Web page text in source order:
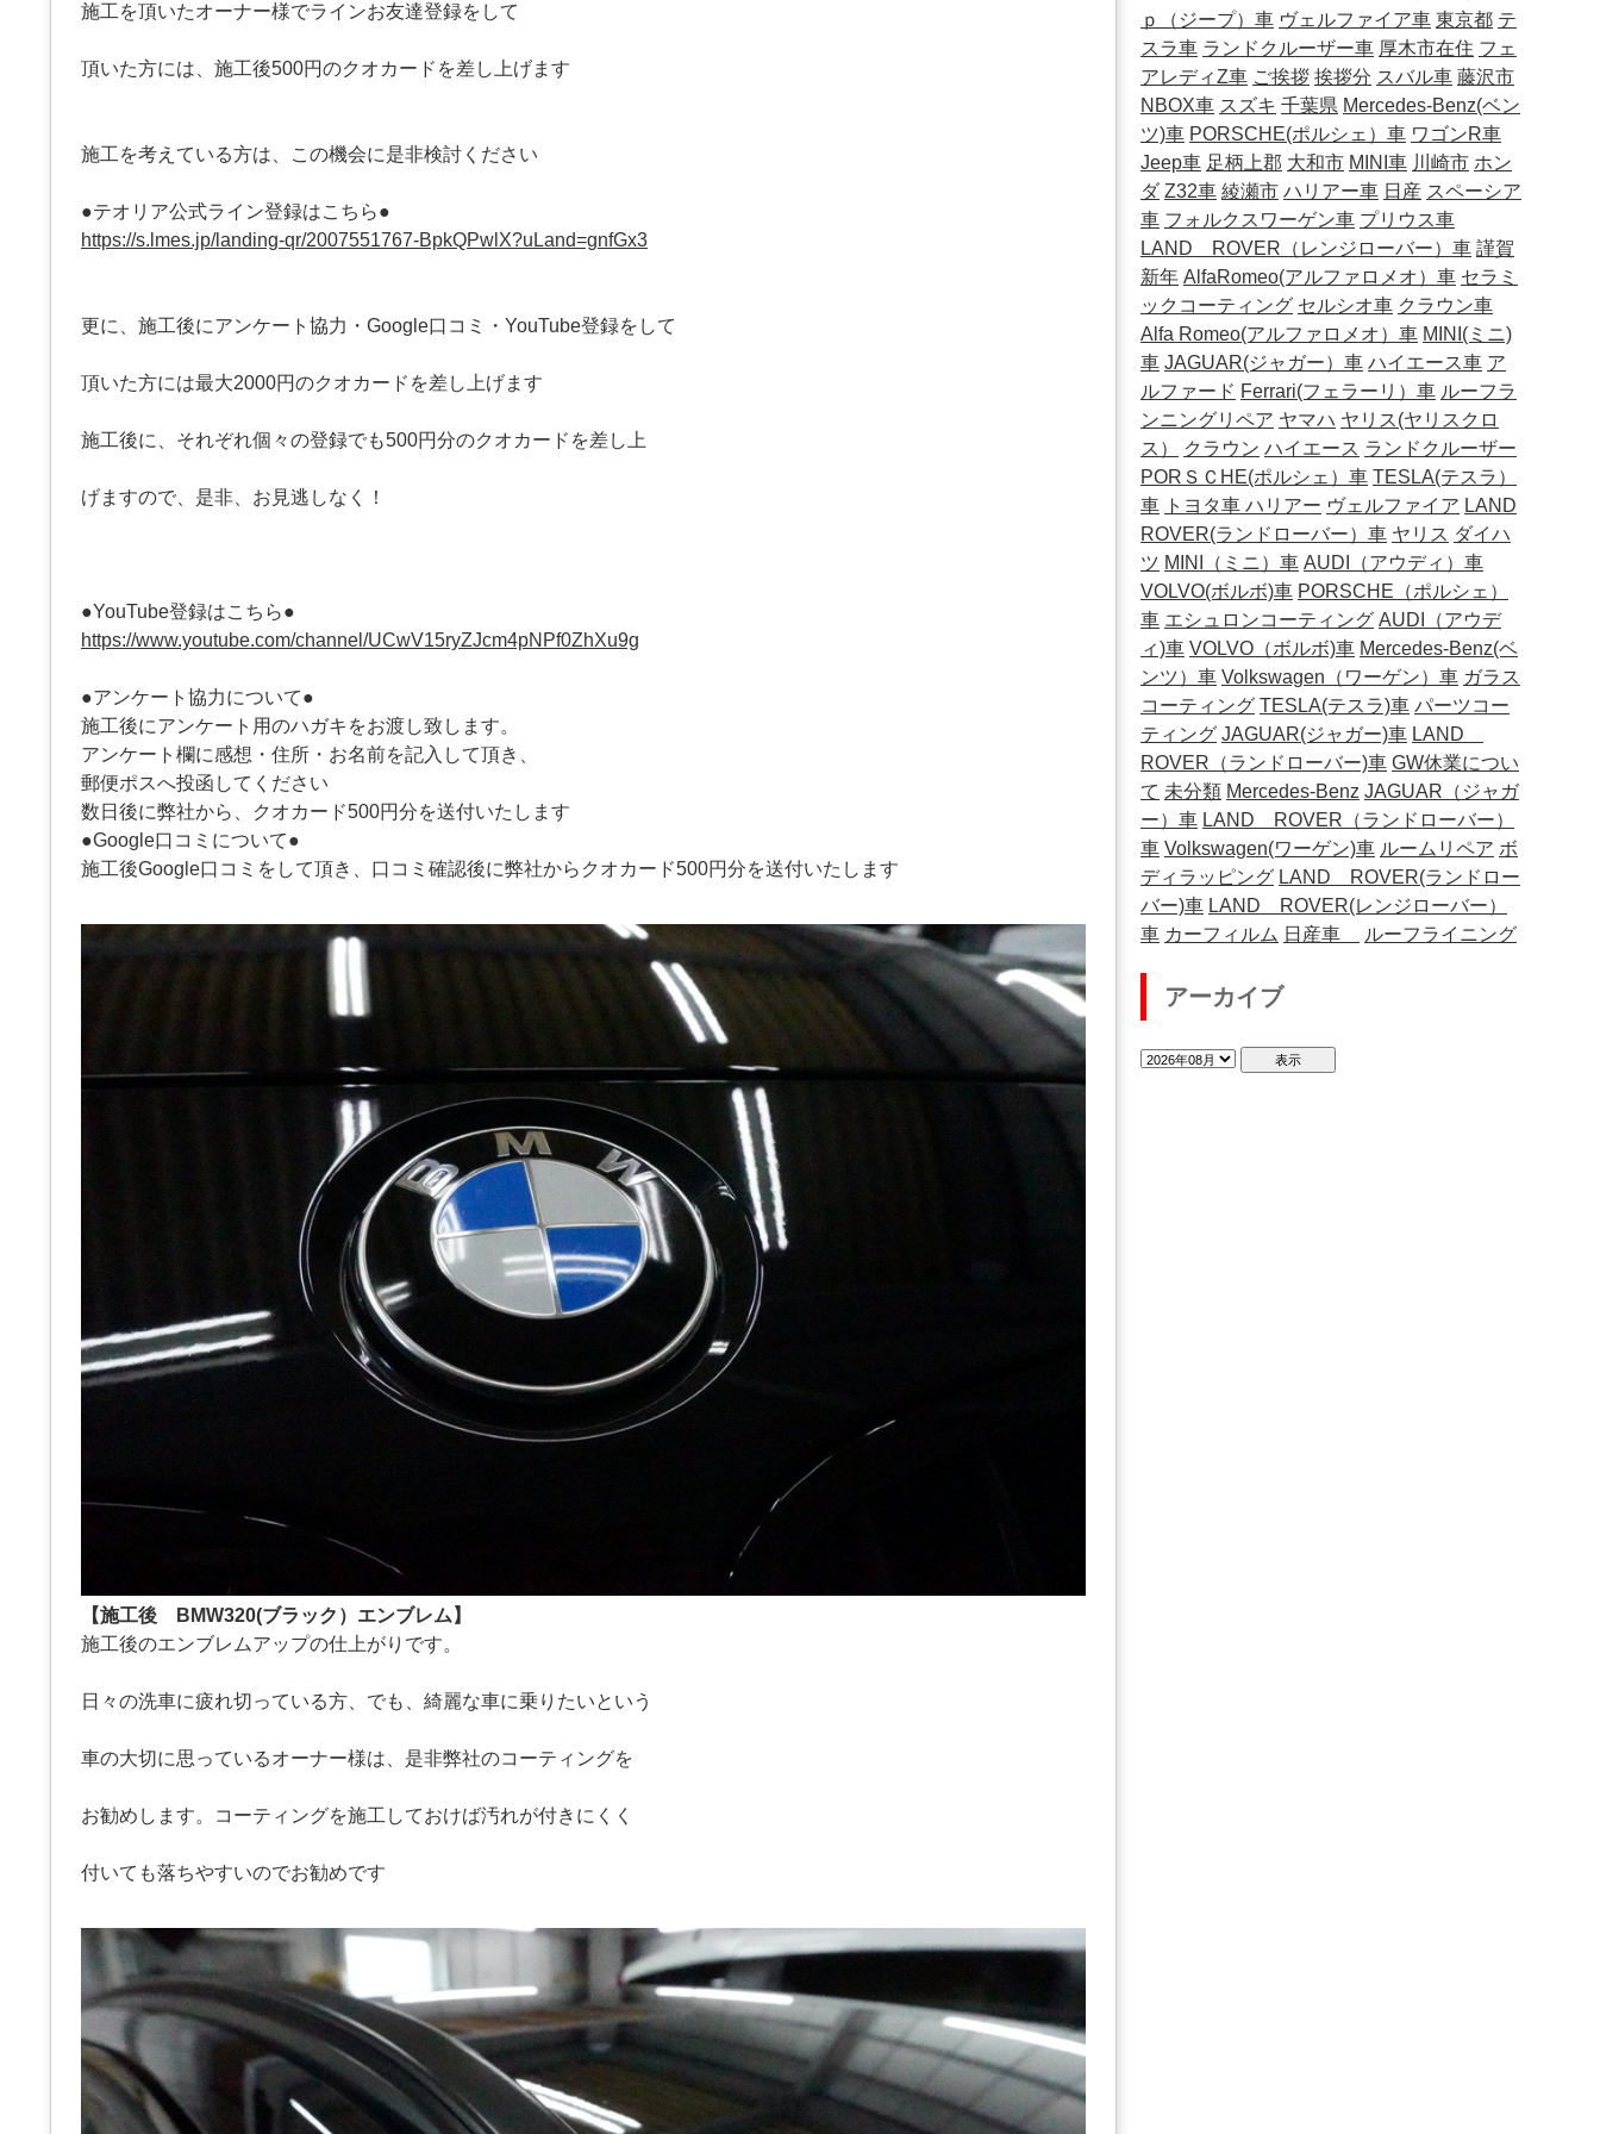
施工を頂いたオーナー様でラインお友達登録をして
頂いた方には、施工後500円のクオカードを差し上げます
施工を考えている方は、この機会に是非検討ください
●テオリア公式ライン登録はこちら●
https://s.lmes.jp/landing-qr/2007551767-BpkQPwlX?uLand=gnfGx3
更に、施工後にアンケート協力・Google口コミ・YouTube登録をして
頂いた方には最大2000円のクオカードを差し上げます
施工後に、それぞれ個々の登録でも500円分のクオカードを差し上
げますので、是非、お見逃しなく！
●YouTube登録はこちら●
https://www.youtube.com/channel/UCwV15ryZJcm4pNPf0ZhXu9g
●アンケート協力について●
施工後にアンケート用のハガキをお渡し致します。
アンケート欄に感想・住所・お名前を記入して頂き、
郵便ポスへ投函してください
数日後に弊社から、クオカード500円分を送付いたします
●Google口コミについて●
施工後Google口コミをして頂き、口コミ確認後に弊社からクオカード500円分を送付いたします
【施工後 BMW320(ブラック）エンブレム】
施工後のエンブレムアップの仕上がりです。
日々の洗車に疲れ切っている方、でも、綺麗な車に乗りたいという
車の大切に思っているオーナー様は、是非弊社のコーティングを
お勧めします。コーティングを施工しておけば汚れが付きにくく
付いても落ちやすいのでお勧めです
ｐ（ジープ）車 ヴェルファイア車 東京都 テ
スラ車 ランドクルーザー車 厚木市在住 フェ
アレディZ車 ご挨拶 挨拶分 スバル車 藤沢市
NBOX車 スズキ 千葉県 Mercedes-Benz(ベン
ツ)車 PORSCHE(ポルシェ）車 ワゴンR車
Jeep車 足柄上郡 大和市 MINI車 川崎市 ホン
ダ Z32車 綾瀬市 ハリアー車 日産 スペーシア
車 フォルクスワーゲン車 プリウス車
LAND ROVER（レンジローバー）車 謹賀
新年 AlfaRomeo(アルファロメオ）車 セラミ
ックコーティング セルシオ車 クラウン車
Alfa Romeo(アルファロメオ）車 MINI(ミニ)
車 JAGUAR(ジャガー）車 ハイエース車 ア
ルファード Ferrari(フェラーリ）車 ルーフラ
ンニングリペア ヤマハ ヤリス(ヤリスクロ
ス）
クラウン ハイエース ランドクルーザー
PORＳＣHE(ポルシェ）車 TESLA(テスラ）
車 トヨタ車 ハリアー ヴェルファイア LAND
ROVER(ランドローバー）車 ヤリス ダイハ
ツ MINI（ミニ）車 AUDI（アウディ）車
VOLVO(ボルボ)車 PORSCHE（ポルシェ）
車 エシュロンコーティング AUDI（アウデ
ィ)車 VOLVO（ボルボ)車 Mercedes-Benz(ベ
ンツ）車 Volkswagen（ワーゲン）車 ガラス
コーティング TESLA(テスラ)車 パーツコー
ティング JAGUAR(ジャガー)車 LAND
ROVER（ランドローバー)車 GW休業につい
て 未分類 Mercedes-Benz JAGUAR（ジャガ
ー）車 LAND ROVER（ランドローバー）
車 Volkswagen(ワーゲン)車 ルームリペア ボ
ディラッピング LAND ROVER(ランドロー
バー)車 LAND ROVER(レンジローバー）
車 カーフィルム 日産車 ルーフライニング
アーカイブ